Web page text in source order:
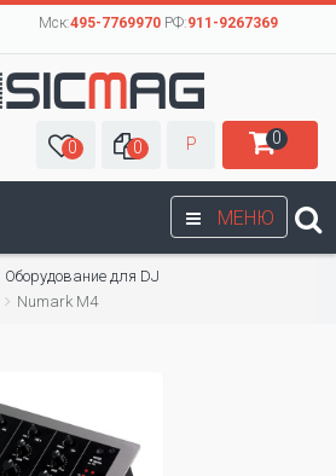
Мск:495-7769970РФ:911-9267369
0 0 Р 0
МЕНЮ
Оборудование для DJ
Numark M4